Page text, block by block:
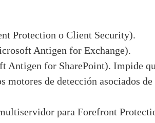
Protection o Client Security).
Antigen for Exchange).
Antigen for SharePoint). Impide
motores de detección asociados
para Forefront